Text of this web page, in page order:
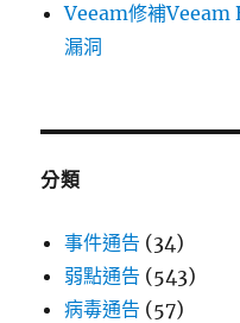
Veeam修補
漏洞
分類
事件通告 (34)
弱點通告 (543)
病毒通告 (57)